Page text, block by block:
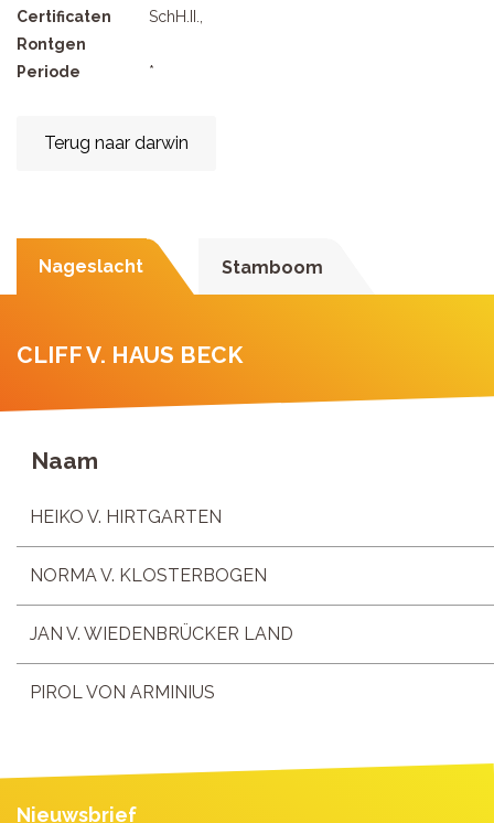
Certificaten
SchH.II.,
Rontgen
Periode
*
Terug naar darwin
Nageslacht Stamboom
CLIFF V. HAUS BECK
Naam
HEIKO V. HIRTGARTEN
NORMA V. KLOSTERBOGEN
JAN V. WIEDENBRÜCKER LAND
PIROL VON ARMINIUS
Nieuwsbrief